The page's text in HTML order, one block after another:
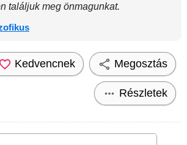
találjuk meg önmagunkat.
Kedvencnek Megosztás
Részletek